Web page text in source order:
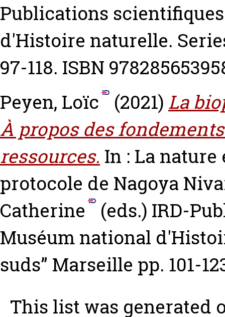
Publications
d'Histoire naturelle.
97-118. ISBN
Peyen, Loïc
(2021) La
À propos des
ressources. In : La
protocole de Nagoya
Catherine
(eds.) IRD-
Muséum national
suds” Marseille pp. 101-
This list was generated